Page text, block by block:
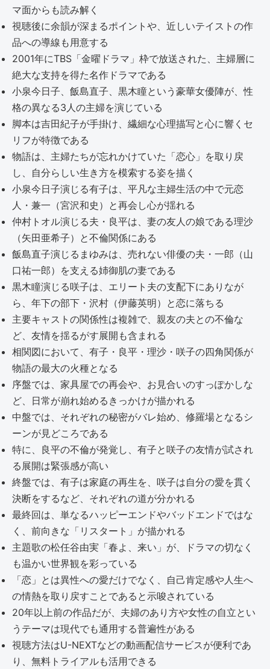
マ面からも読み解く
視聴後に余韻が深まるポイントや、近しいテイストの作
品への導線も用意する
2001年にTBS「金曜ドラマ」枠で放送された、主婦層に
絶大な支持を得た名作ドラマである
小泉今日子、飯島直子、黒木瞳という豪華女優陣が、性
格の異なる3人の主婦を演じている
脚本は吉田紀子が手掛け、繊細な心理描写と心に響くセ
リフが特徴である
物語は、主婦たちが忘れかけていた「恋心」を取り戻
し、自分らしい生き方を模索する姿を描く
小泉今日子演じる有子は、平凡な主婦生活の中で元恋
人・兼一（宮沢和史）と再会し心が揺れる
仲村トオル演じる夫・良平は、妻の友人の娘である理沙
（矢田亜希子）と不倫関係にある
飯島直子演じるまゆみは、売れない俳優の夫・一郎（山
口祐一郎）を支える姉御肌の妻である
黒木瞳演じる咲子は、エリート夫の支配下にありなが
ら、年下の部下・沢村（伊藤英明）と恋に落ちる
主要キャストの関係性は複雑で、親友の夫との不倫な
ど、友情を揺るがす展開も含まれる
相関図において、有子・良平・理沙・咲子の四角関係が
物語の最大の火種となる
序盤では、家具屋での再会や、お見合いのすっぽかしな
ど、日常が崩れ始めるきっかけが描かれる
中盤では、それぞれの秘密がバレ始め、修羅場となるシ
ーンが見どころである
特に、良平の不倫が発覚し、有子と咲子の友情が試され
る展開は緊張感が高い
終盤では、有子は家庭の再生を、咲子は自分の愛を貫く
決断をするなど、それぞれの道が分かれる
最終回は、単なるハッピーエンドやバッドエンドではな
く、前向きな「リスタート」が描かれる
主題歌の松任谷由実「春よ、来い」が、ドラマの切なく
も温かい世界観を彩っている
「恋」とは異性への愛だけでなく、自己肯定感や人生へ
の情熱を取り戻すことであると示唆されている
20年以上前の作品だが、夫婦のあり方や女性の自立とい
うテーマは現代でも通用する普遍性がある
視聴方法はU-NEXTなどの動画配信サービスが便利であ
り、無料トライアルも活用できる